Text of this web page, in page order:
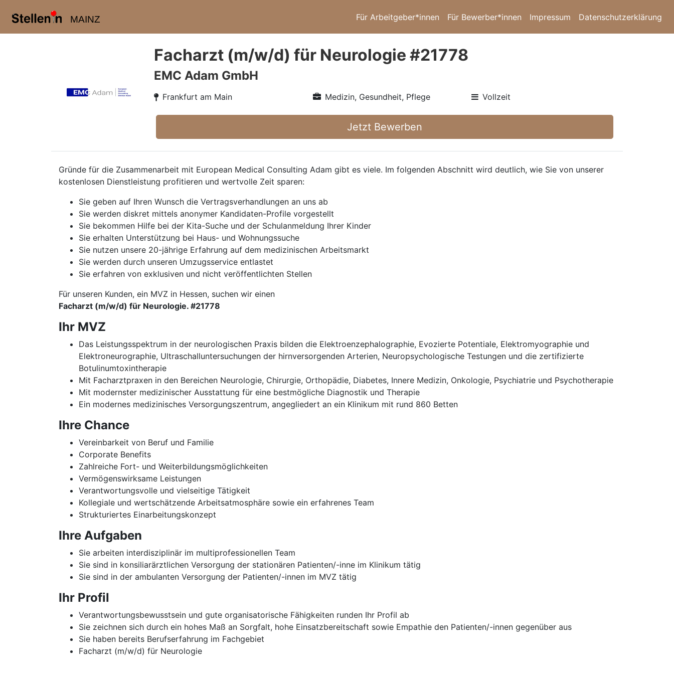
MAINZ Für Arbeitgeber*innen Für Bewerber*innen Impressum Datenschutzerklärung
Facharzt (m/w/d) für Neurologie #21778
EMC Adam GmbH
Frankfurt am Main Medizin, Gesundheit, Pflege Vollzeit
Jetzt Bewerben
Gründe für die Zusammenarbeit mit European Medical Consulting Adam gibt es viele. Im folgenden Abschnitt wird deutlich, wie Sie von unserer
kostenlosen Dienstleistung profitieren und wertvolle Zeit sparen:
Sie geben auf Ihren Wunsch die Vertragsverhandlungen an uns ab
Sie werden diskret mittels anonymer Kandidaten-Profile vorgestellt
Sie bekommen Hilfe bei der Kita-Suche und der Schulanmeldung Ihrer Kinder
Sie erhalten Unterstützung bei Haus- und Wohnungssuche
Sie nutzen unsere 20-jährige Erfahrung auf dem medizinischen Arbeitsmarkt
Sie werden durch unseren Umzugsservice entlastet
Sie erfahren von exklusiven und nicht veröffentlichten Stellen
Für unseren Kunden, ein MVZ in Hessen, suchen wir einen
Facharzt (m/w/d) für Neurologie. #21778
Ihr MVZ
Das Leistungsspektrum in der neurologischen Praxis bilden die Elektroenzephalographie, Evozierte Potentiale, Elektromyographie und
Elektroneurographie, Ultraschalluntersuchungen der hirnversorgenden Arterien, Neuropsychologische Testungen und die zertifizierte
Botulinumtoxintherapie
Mit Facharztpraxen in den Bereichen Neurologie, Chirurgie, Orthopädie, Diabetes, Innere Medizin, Onkologie, Psychiatrie und Psychotherapie
Mit modernster medizinischer Ausstattung für eine bestmögliche Diagnostik und Therapie
Ein modernes medizinisches Versorgungszentrum, angegliedert an ein Klinikum mit rund 860 Betten
Ihre Chance
Vereinbarkeit von Beruf und Familie
Corporate Benefits
Zahlreiche Fort- und Weiterbildungsmöglichkeiten
Vermögenswirksame Leistungen
Verantwortungsvolle und vielseitige Tätigkeit
Kollegiale und wertschätzende Arbeitsatmosphäre sowie ein erfahrenes Team
Strukturiertes Einarbeitungskonzept
Ihre Aufgaben
Sie arbeiten interdisziplinär im multiprofessionellen Team
Sie sind in konsiliarärztlichen Versorgung der stationären Patienten/-inne im Klinikum tätig
Sie sind in der ambulanten Versorgung der Patienten/-innen im MVZ tätig
Ihr Profil
Verantwortungsbewusstsein und gute organisatorische Fähigkeiten runden Ihr Profil ab
Sie zeichnen sich durch ein hohes Maß an Sorgfalt, hohe Einsatzbereitschaft sowie Empathie den Patienten/-innen gegenüber aus
Sie haben bereits Berufserfahrung im Fachgebiet
Facharzt (m/w/d) für Neurologie